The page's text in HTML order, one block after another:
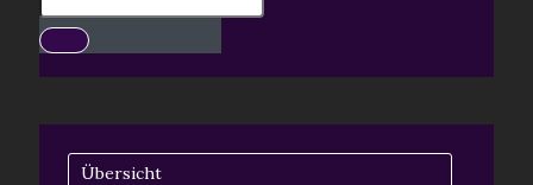
Übersicht